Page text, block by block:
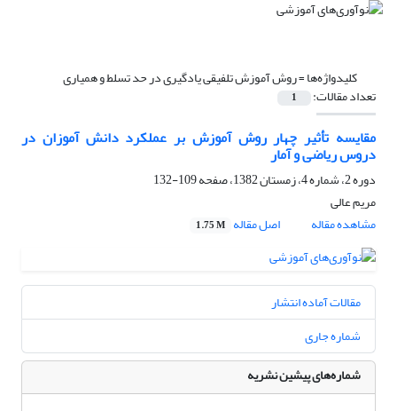
کلیدواژه‌ها =روش آموزش تلفیقی یادگیری در حد تسلط و همیاری
تعداد مقالات: 1
مقایسه تأثیر چهار روش آموزش بر عملکرد دانش آموزان در
دروس ریاضی و آمار
دوره 2، شماره 4، زمستان 1382، صفحه
109-132
مریم عالی
مشاهده مقاله
اصل مقاله 1.75 M
مقالات آماده انتشار
شماره جاری
شماره‌های پیشین نشریه